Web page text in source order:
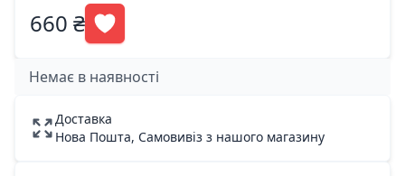
660 ₴
Немає в наявності
Доставка
Нова Пошта, Самовивіз з нашого магазину